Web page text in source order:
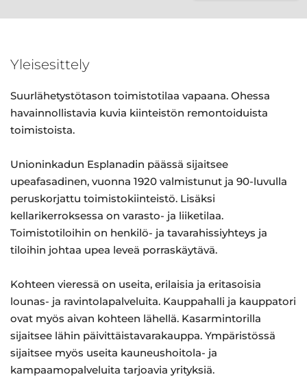
Yleisesittely
Suurlähetystötason toimistotilaa vapaana. Ohessa
havainnollistavia kuvia kiinteistön remontoiduista
toimistoista.
Unioninkadun Esplanadin päässä sijaitsee
upeafasadinen, vuonna 1920 valmistunut ja 90-luvulla
peruskorjattu toimistokiinteistö. Lisäksi
kellarikerroksessa on varasto- ja liiketilaa.
Toimistotiloihin on henkilö- ja tavarahissiyhteys ja
tiloihin johtaa upea leveä porraskäytävä.
Kohteen vieressä on useita, erilaisia ja eritasoisia
lounas- ja ravintolapalveluita. Kauppahalli ja kauppatori
ovat myös aivan kohteen lähellä. Kasarmintorilla
sijaitsee lähin päivittäistavarakauppa. Ympäristössä
sijaitsee myös useita kauneushoitola- ja
kampaamopalveluita tarjoavia yrityksiä.